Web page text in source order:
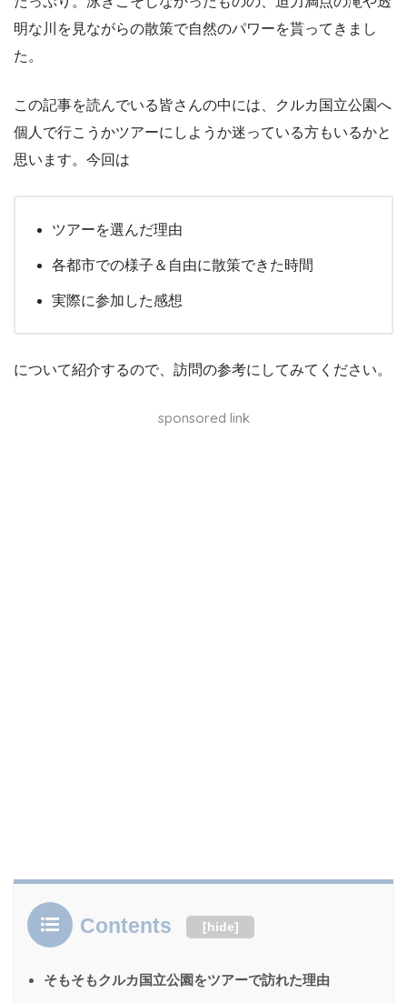
明な川を見ながらの散策で自然のパワーを貰ってきまし
た。
この記事を読んでいる皆さんの中には、クルカ国立公園へ
個人で行こうかツアーにしようか迷っている方もいるかと
思います。今回は
ツアーを選んだ理由
各都市での様子＆自由に散策できた時間
実際に参加した感想
について紹介するので、訪問の参考にしてみてください。
sponsored link
Contents [hide]
そもそもクルカ国立公園をツアーで訪れた理由